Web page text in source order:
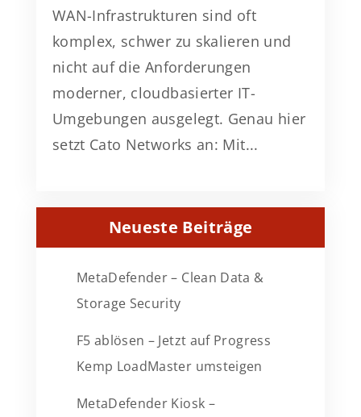
WAN-Infrastrukturen sind oft
komplex, schwer zu skalieren und
nicht auf die Anforderungen
moderner, cloudbasierter IT-
Umgebungen ausgelegt. Genau hier
setzt Cato Networks an: Mit...
Neueste Beiträge
MetaDefender – Clean Data &
Storage Security
F5 ablösen – Jetzt auf Progress
Kemp LoadMaster umsteigen
MetaDefender Kiosk –